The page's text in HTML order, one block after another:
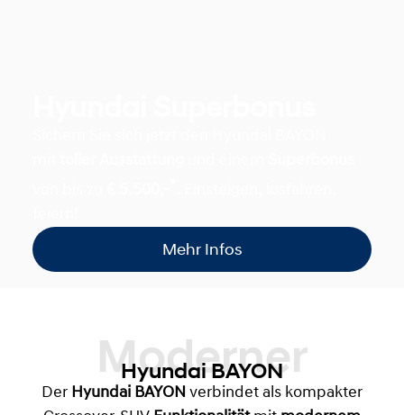
Mehr Infos
Moderner
Hyundai BAYON
Der Hyundai BAYON verbindet als kompakter